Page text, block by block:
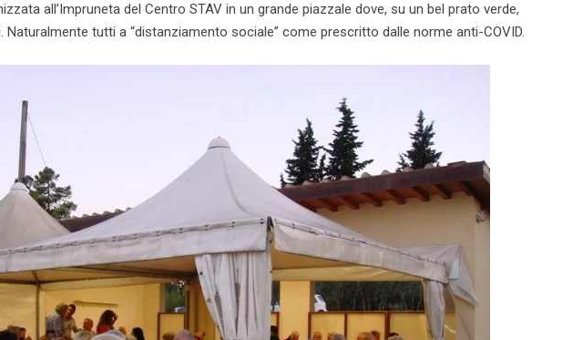
all’Impruneta del Centro STAV in un grande piazzale dove, su un bel prato verde,
tutti a “distanziamento sociale” come prescritto dalle norme anti-COVID.